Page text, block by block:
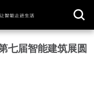
取
七届智能建筑展圆